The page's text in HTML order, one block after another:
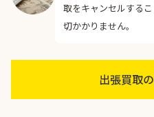
取をキャンセルする
切かかりません。
出張買取